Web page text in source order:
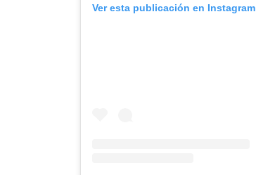
Ver esta publicación en Instagram